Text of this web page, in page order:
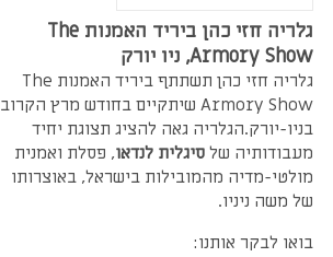
גלריה חזי כהן ביריד האמנות The
Armory Show, ניו יורק
גלריה חזי כהן תשתתף ביריד האמנות The
Armory Show שיתקיים בחודש מרץ הקרוב
בניו-יורק.הגלריה גאה להציג תצוגת יחיד
מעבודותיה שלסיגלית לנדאו, פסלת ואמנית
מולטי-מדיה מהמובילות בישראל, באוצרותו
של משה ניניו.
בואו לבקר אותנו: